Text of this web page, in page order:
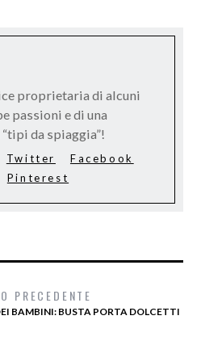
proprietaria di alcuni
passioni e di una
da spiaggia”!
Twitter
Facebook
Pinterest
PRECEDENTE
BAMBINI: BUSTA PORTA DOLCETTI